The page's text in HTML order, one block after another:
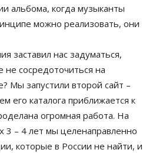
альбома, когда музыканты
можно реализовать, они
заставил нас задуматься,
сосредоточиться на
Мы запустили второй сайт –
его каталога приближается к
огромная работа. На
3 – 4 лет мы целенаправленно
которые в России не найти, и